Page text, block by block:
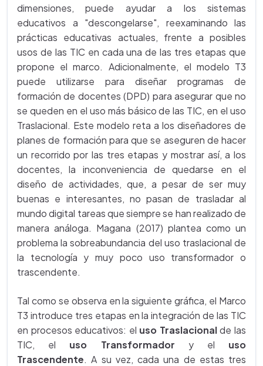
dimensiones, puede ayudar a los sistemas
educativos a "descongelarse", reexaminando las
prácticas educativas actuales, frente a posibles
usos de las TIC en cada una de las tres etapas que
propone el marco. Adicionalmente, el modelo T3
puede utilizarse para diseñar programas de
formación de docentes (DPD) para asegurar que no
se queden en el uso más básico de las TIC, en el uso
Traslacional. Este modelo reta a los diseñadores de
planes de formación para que se aseguren de hacer
un recorrido por las tres etapas y mostrar así, a los
docentes, la inconveniencia de quedarse en el
diseño de actividades, que, a pesar de ser muy
buenas e interesantes, no pasan de trasladar al
mundo digital tareas que siempre se han realizado de
manera análoga. Magana (2017) plantea como un
problema la sobreabundancia del uso traslacional de
la tecnología y muy poco uso transformador o
trascendente.
Tal como se observa en la siguiente gráfica, el Marco
T3 introduce tres etapas en la integración de las TIC
en procesos educativos: el uso Traslacionalde las
TIC, el uso Transformador y el uso
Trascendente. A su vez, cada una de estas tres